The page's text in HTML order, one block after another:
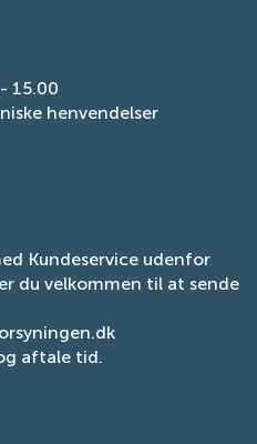
15.00
henvendelser
Kundeservice udenfor
du velkommen til at sende
aftale tid.